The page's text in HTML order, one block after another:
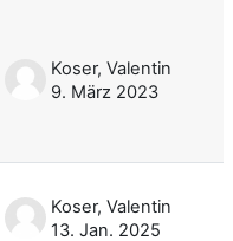
Koser, Valentin
9. März 2023
Koser, Valentin
13. Jan. 2025